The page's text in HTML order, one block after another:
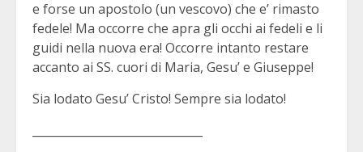
e forse un apostolo (un vescovo) che e’ rimasto
fedele! Ma occorre che apra gli occhi ai fedeli e li
guidi nella nuova era! Occorre intanto restare
accanto ai SS. cuori di Maria, Gesu’ e Giuseppe!
Sia lodato Gesu’ Cristo! Sempre sia lodato!